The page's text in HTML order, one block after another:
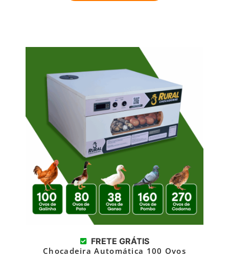
FRETE GRÁTIS
Chocadeira Automática 100 Ovos